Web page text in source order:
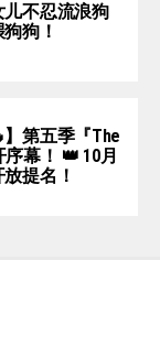
儿不忍流浪狗
狗！
】第五季『The
幕！ 👑 10月
提名！